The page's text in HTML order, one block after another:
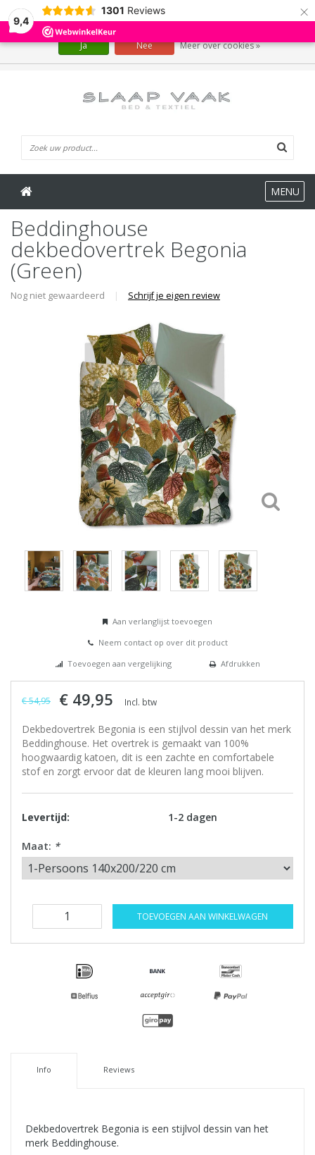
9,4
1301 Reviews ×
MENU
Beddinghouse
dekbedovertrek Begonia
(Green)
Nog niet gewaardeerd | Schrijf je eigen review
Aan verlanglijst toevoegen
Neem contact op over dit product
Toevoegen aan vergelijking
Afdrukken
€ 54,95 € 49,95 Incl. btw
Dekbedovertrek Begonia is een stijlvol dessin van het merk
Beddinghouse. Het overtrek is gemaakt van 100%
hoogwaardig katoen, dit is een zachte en comfortabele
stof en zorgt ervoor dat de kleuren lang mooi blijven.
Levertijd: 1-2 dagen
Maat: *
TOEVOEGEN AAN WINKELWAGEN
Info Reviews
Dekbedovertrek Begonia is een stijlvol dessin van het
merk Beddinghouse.
Wij slaan cookies op om onze website te verbeteren. Is dat akkoord?
Ja Nee Meer over cookies »